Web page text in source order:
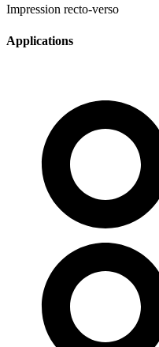
Impression recto-verso
Applications